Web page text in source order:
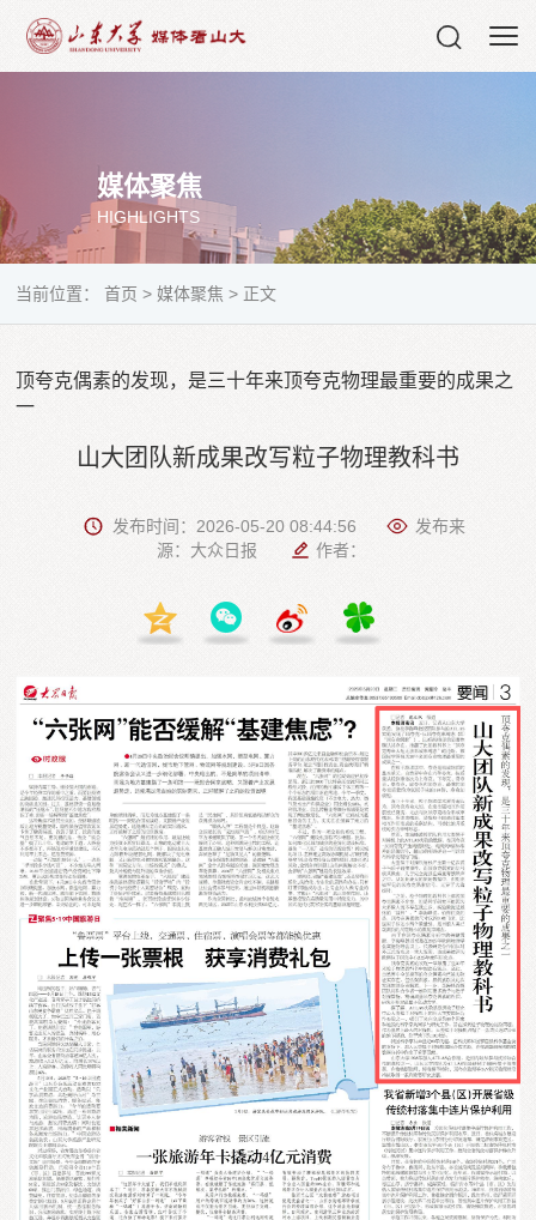
媒体聚焦
HIGHLIGHTS
当前位置：首页 > 媒体聚焦 > 正文
顶夸克偶素的发现，是三十年来顶夸克物理最重要的成果之
一
山大团队新成果改写粒子物理教科书
发布时间：2026-05-20 08:44:56
发布来
源：大众日报
作者：